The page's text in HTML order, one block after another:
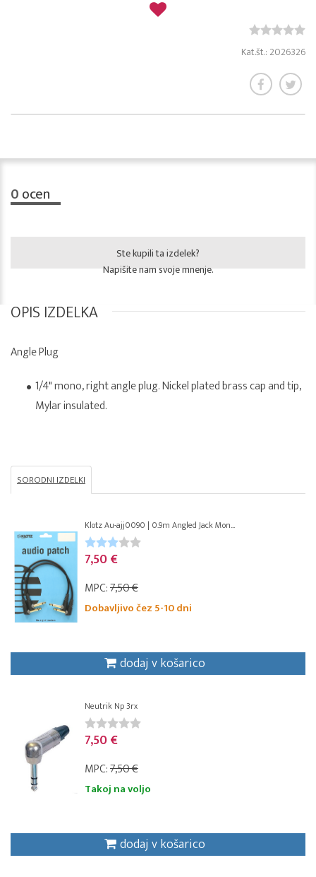
Kat.št.: 2026326
0ocen
Ste kupili ta izdelek?
Napišite nam svoje mnenje.
OPIS IZDELKA
Angle Plug
1/4" mono, right angle plug. Nickel plated brass cap and tip,
Mylar insulated.
SORODNI IZDELKI
Klotz Au-ajj0090 | 0.9m Angled Jack Mon...
7,50 €
MPC:7,50 €
Dobavljivo čez 5-10 dni
dodaj v košarico
Neutrik Np 3rx
7,50 €
MPC:7,50 €
Takoj na voljo
dodaj v košarico